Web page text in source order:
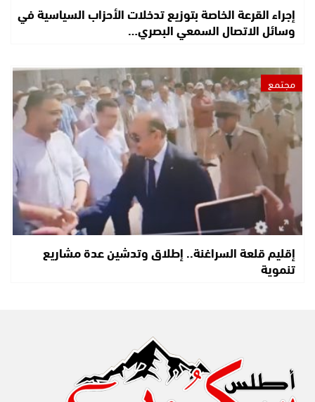
إجراء القرعة الخاصة بتوزيع تدخلات الأحزاب السياسية في
وسائل الاتصال السمعي البصري…
مجتمع
إقليم قلعة السراغنة.. إطلاق وتدشين عدة مشاريع
تنموية